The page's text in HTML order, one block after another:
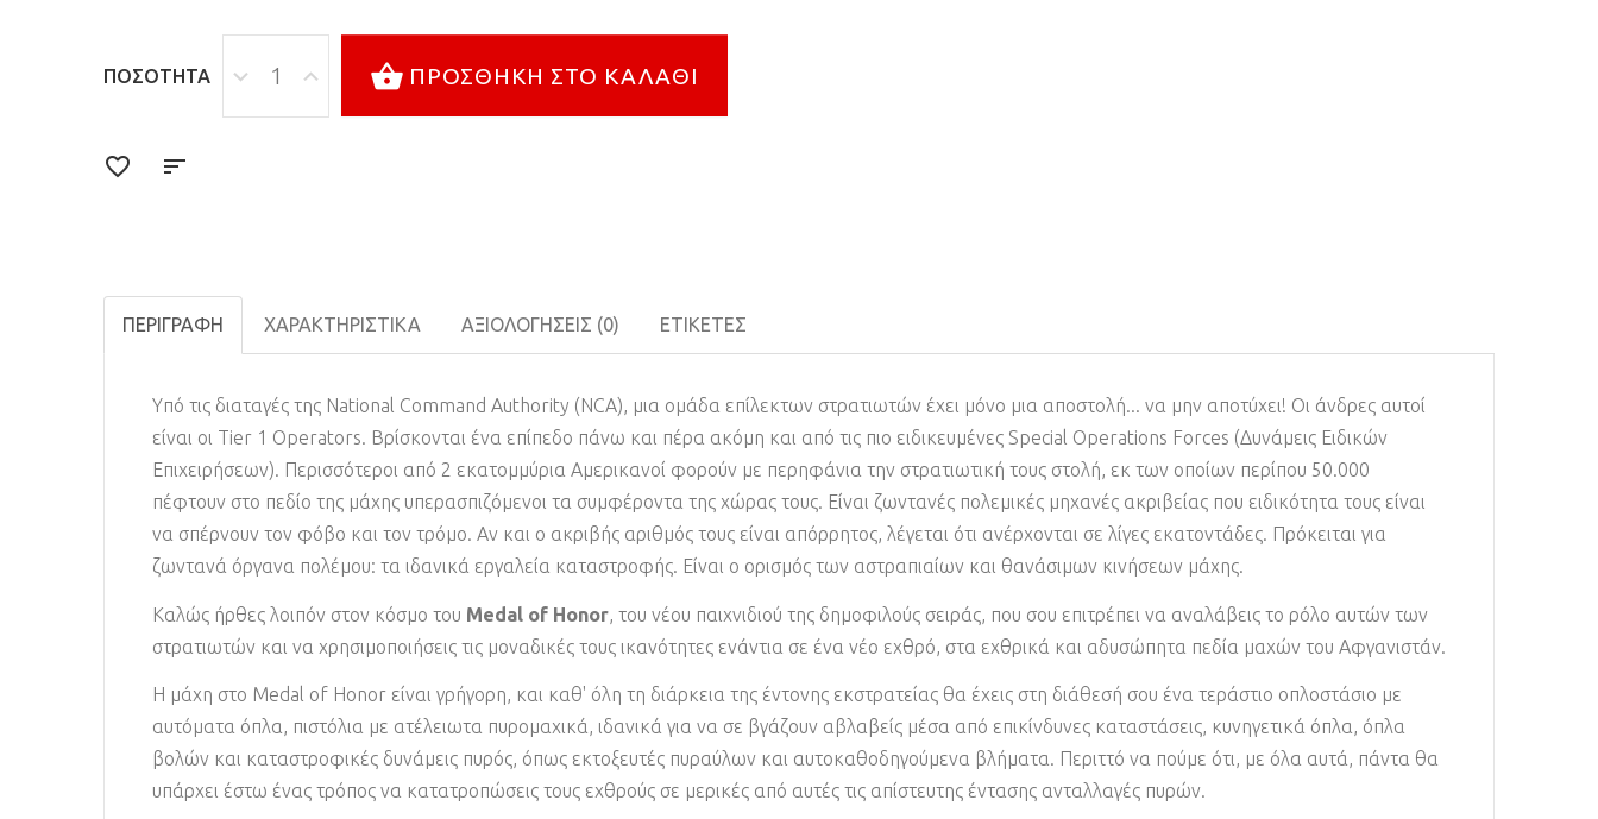
ΠΟΣΌΤΗΤΑ ΠΡΟΣΘΉΚΗ ΣΤΟ ΚΑΛΆΘΙ
ΠΕΡΙΓΡΑΦΉ ΧΑΡΑΚΤΗΡΙΣΤΙΚΆ ΑΞΙΟΛΟΓΉΣΕΙΣ (0) ΕΤΙΚΈΤΕΣ
Υπό τις διαταγές της National Command Authority (NCA), μια ομάδα επίλεκτων στρατιωτών έχει μόνο μια αποστολή... να μην αποτύχει! Οι άνδρες αυτοί
είναι οι Tier 1 Operators. Βρίσκονται ένα επίπεδο πάνω και πέρα ακόμη και από τις πιο ειδικευμένες Special Operations Forces (Δυνάμεις Ειδικών
Επιχειρήσεων). Περισσότεροι από 2 εκατομμύρια Αμερικανοί φορούν με περηφάνια την στρατιωτική τους στολή, εκ των οποίων περίπου 50.000
πέφτουν στο πεδίο της μάχης υπερασπιζόμενοι τα συμφέροντα της χώρας τους. Είναι ζωντανές πολεμικές μηχανές ακριβείας που ειδικότητα τους είναι
να σπέρνουν τον φόβο και τον τρόμο. Αν και ο ακριβής αριθμός τους είναι απόρρητος, λέγεται ότι ανέρχονται σε λίγες εκατοντάδες. Πρόκειται για
ζωντανά όργανα πολέμου: τα ιδανικά εργαλεία καταστροφής. Είναι ο ορισμός των αστραπιαίων και θανάσιμων κινήσεων μάχης.
Καλώς ήρθες λοιπόν στον κόσμο του Medal of Honor, του νέου παιχνιδιού της δημοφιλούς σειράς, που σου επιτρέπει να αναλάβεις το ρόλο αυτών των
στρατιωτών και να χρησιμοποιήσεις τις μοναδικές τους ικανότητες ενάντια σε ένα νέο εχθρό, στα εχθρικά και αδυσώπητα πεδία μαχών του Αφγανιστάν.
Η μάχη στο Medal of Honor είναι γρήγορη, και καθ' όλη τη διάρκεια της έντονης εκστρατείας θα έχεις στη διάθεσή σου ένα τεράστιο οπλοστάσιο με
αυτόματα όπλα, πιστόλια με ατέλειωτα πυρομαχικά, ιδανικά για να σε βγάζουν αβλαβείς μέσα από επικίνδυνες καταστάσεις, κυνηγετικά όπλα, όπλα
βολών και καταστροφικές δυνάμεις πυρός, όπως εκτοξευτές πυραύλων και αυτοκαθοδηγούμενα βλήματα. Περιττό να πούμε ότι, με όλα αυτά, πάντα θα
υπάρχει έστω ένας τρόπος να κατατροπώσεις τους εχθρούς σε μερικές από αυτές τις απίστευτης έντασης ανταλλαγές πυρών.